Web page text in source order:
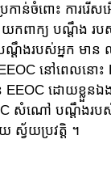
កាន់ចំពោះ ការរើសអ
ពាក្យ បណ្តឹង របស់អ្
ណ្តឹងរបស់អ្នក មាន
EEOC នៅពេលនោ
ដោយខ្លួនឯង
សំណៅ បណ្តឹងរបស់
ស្វ័យប្រវត្តិ ។